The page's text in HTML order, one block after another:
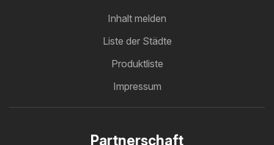
Inhalt melden
Liste der Städte
Produktliste
Impressum
Partnerschaft